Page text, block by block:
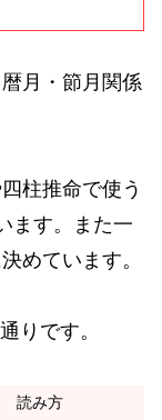
月・節月関係
柱推命で使う
ます。また一
めています。
りです。
読み方